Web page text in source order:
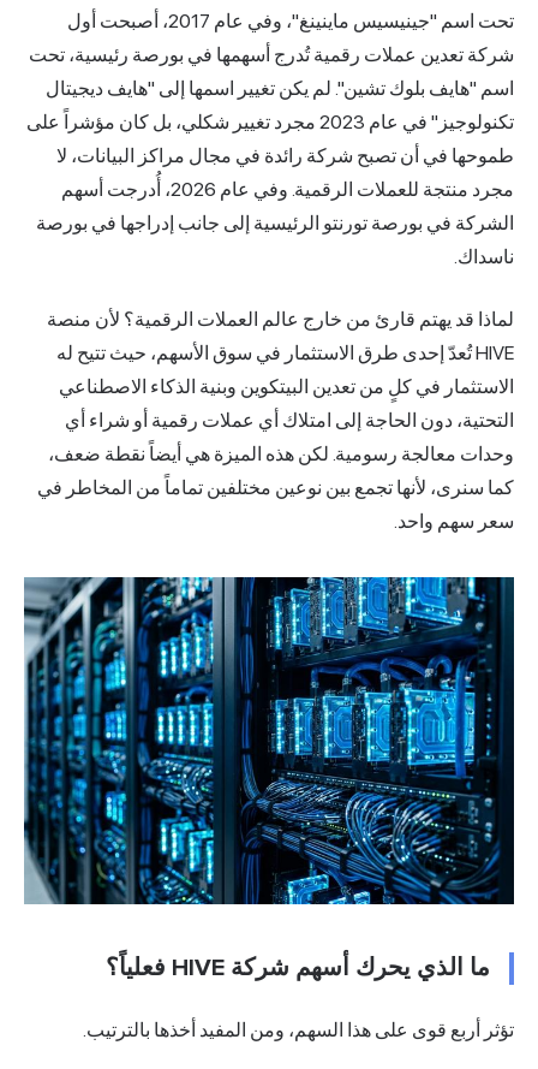
تحت اسم "جينيسيس ماينينغ"، وفي عام 2017، أصبحت أول
شركة تعدين عملات رقمية تُدرج أسهمها في بورصة رئيسية، تحت
اسم "هايف بلوك تشين". لم يكن تغيير اسمها إلى "هايف ديجيتال
تكنولوجيز" في عام 2023 مجرد تغيير شكلي، بل كان مؤشراً على
طموحها في أن تصبح شركة رائدة في مجال مراكز البيانات، لا
مجرد منتجة للعملات الرقمية. وفي عام 2026، أُدرجت أسهم
الشركة في بورصة تورنتو الرئيسية إلى جانب إدراجها في بورصة
ناسداك.
لماذا قد يهتم قارئ من خارج عالم العملات الرقمية؟ لأن منصة
HIVE تُعدّ إحدى طرق الاستثمار في سوق الأسهم، حيث تتيح له
الاستثمار في كلٍ من تعدين البيتكوين وبنية الذكاء الاصطناعي
التحتية، دون الحاجة إلى امتلاك أي عملات رقمية أو شراء أي
وحدات معالجة رسومية. لكن هذه الميزة هي أيضاً نقطة ضعف،
كما سنرى، لأنها تجمع بين نوعين مختلفين تماماً من المخاطر في
سعر سهم واحد.
ما الذي يحرك أسهم شركة HIVE فعلياً؟
تؤثر أربع قوى على هذا السهم، ومن المفيد أخذها بالترتيب.